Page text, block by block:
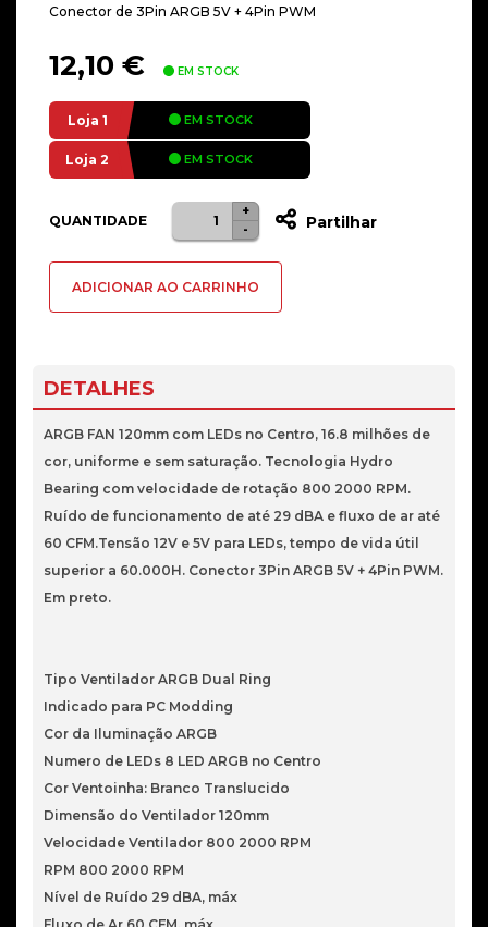
Conector de 3Pin ARGB 5V + 4Pin PWM
12,10 € EM STOCK
Loja 1 EM STOCK
Loja 2 EM STOCK
QUANTIDADE
Quantidade
de
Ntech
120MM
PWM
-
+
Partilhar
ADICIONAR AO CARRINHO
DETALHES
ARGB FAN 120mm com LEDs no Centro, 16.8 milhões de
cor, uniforme e sem saturação. Tecnologia Hydro
Bearing com velocidade de rotação 800 2000 RPM.
Ruído de funcionamento de até 29 dBA e fluxo de ar até
60 CFM.Tensão 12V e 5V para LEDs, tempo de vida útil
superior a 60.000H. Conector 3Pin ARGB 5V + 4Pin PWM.
Em preto.
Tipo Ventilador ARGB Dual Ring
Indicado para PC Modding
Cor da Iluminação ARGB
Numero de LEDs 8 LED ARGB no Centro
Cor Ventoinha: Branco Translucido
Dimensão do Ventilador 120mm
Velocidade Ventilador 800 2000 RPM
RPM 800 2000 RPM
Nível de Ruído 29 dBA, máx